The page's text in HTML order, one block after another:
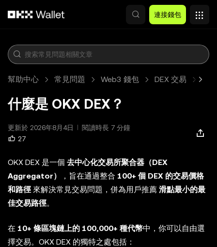
連接錢包
幫助中心 常見問題 Web3 錢包 DEX 交易
什麼是 OKX DEX？
更新於 2026年8月4日
閱讀時長 7 分鐘
27
OKX DEX 是一個 去中心化交易所聚合器（DEX
Aggregator）
，旨在通過整合 100+ 個 DEX 的交易價格
和路徑 來解決常見交易問題，併為用戶推薦 滑點最小的最
佳交易路徑。
在 10+ 條區塊鏈上的 100,000+ 種代幣中，你可以自由選
擇交易。OKX DEX 的獨特之處包括：